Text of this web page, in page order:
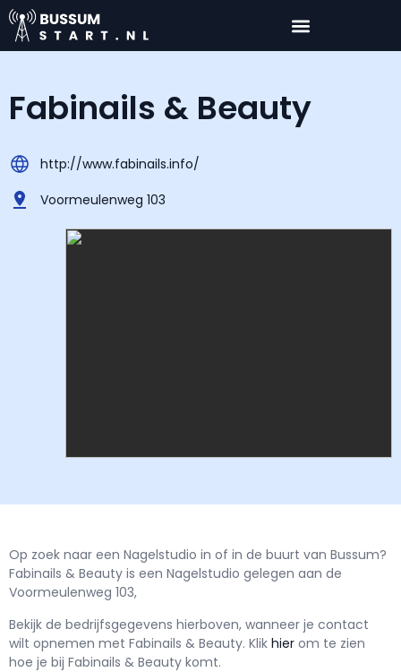
Fabinails & Beauty
http://www.fabinails.info/
Voormeulenweg 103
Op zoek naar een Nagelstudio in of in de buurt van Bussum?
Fabinails & Beauty is een Nagelstudio gelegen aan de
Voormeulenweg 103,
Bekijk de bedrijfsgegevens hierboven, wanneer je contact
wilt opnemen met Fabinails & Beauty. Klik hier om te zien
hoe je bij Fabinails & Beauty komt.